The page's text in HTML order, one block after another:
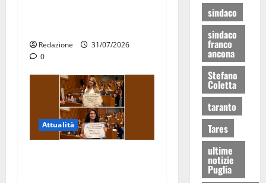
Redazione
31/07/2026
0
Attualità
sindaco
sindaco
franco
ancona
Stefano
Coletta
taranto
Tares
ultime
notizie
Puglia